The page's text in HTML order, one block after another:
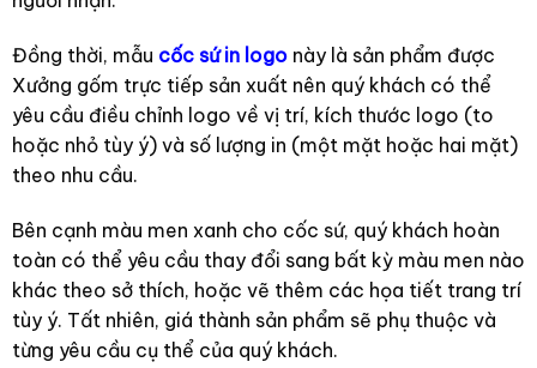
Đồng thời, mẫu cốc sứ in logonày là sản phẩm được
Xưởng gốm trực tiếp sản xuất nên quý khách có thể
yêu cầu điều chỉnh logo về vị trí, kích thước logo (to
hoặc nhỏ tùy ý) và số lượng in (một mặt hoặc hai mặt)
theo nhu cầu.
Bên cạnh màu men xanh cho cốc sứ, quý khách hoàn
toàn có thể yêu cầu thay đổi sang bất kỳ màu men nào
khác theo sở thích, hoặc vẽ thêm các họa tiết trang trí
tùy ý. Tất nhiên, giá thành sản phẩm sẽ phụ thuộc và
từng yêu cầu cụ thể của quý khách.